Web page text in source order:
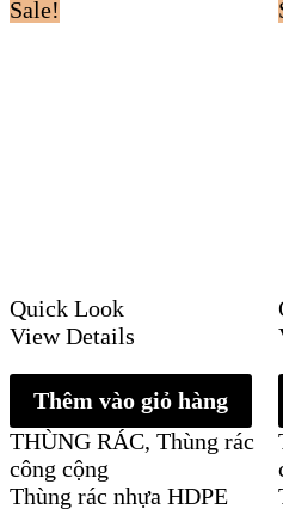
Sale!
Quick Look
View Details
Thêm vào giỏ hàng
THÙNG RÁC, Thùng rác
công cộng
Thùng rác nhựa HDPE